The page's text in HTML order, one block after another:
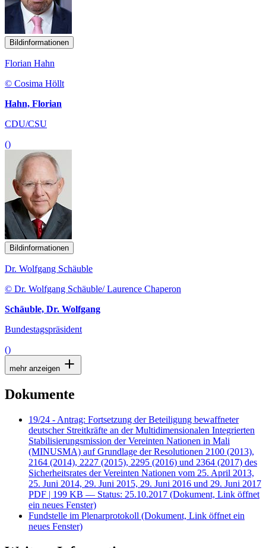
Bildinformationen
Florian Hahn
© Cosima Höllt
Hahn, Florian
CDU/CSU
()
Bildinformationen
Dr. Wolfgang Schäuble
© Dr. Wolfgang Schäuble/ Laurence Chaperon
Schäuble, Dr. Wolfgang
Bundestagspräsident
()
mehr anzeigen
Dokumente
19/24 - Antrag: Fortsetzung der Beteiligung bewaffneter
deutscher Streitkräfte an der Multidimensionalen Integrierten
Stabilisierungsmission der Vereinten Nationen in Mali
(MINUSMA) auf Grundlage der Resolutionen 2100 (2013),
2164 (2014), 2227 (2015), 2295 (2016) und 2364 (2017) des
Sicherheitsrates der Vereinten Nationen vom 25. April 2013,
25. Juni 2014, 29. Juni 2015, 29. Juni 2016 und 29. Juni 2017
PDF | 199 KB — Status: 25.10.2017 (Dokument, Link öffnet
ein neues Fenster)
Fundstelle im Plenarprotokoll (Dokument, Link öffnet ein
neues Fenster)